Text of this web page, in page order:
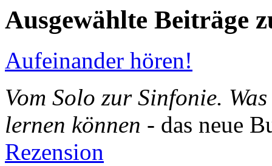
Ausgewählte Beiträge
Aufeinander hören!
Vom Solo zur Sinfonie.
lernen können - das neue
Rezension